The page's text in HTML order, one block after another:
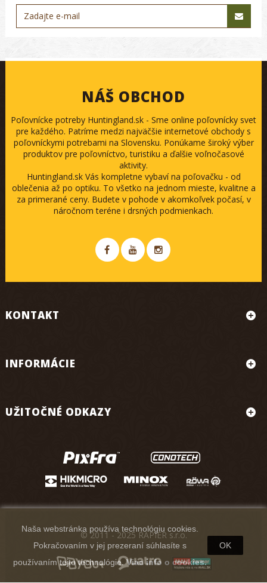
NÁŠ OBCHOD
Poľovnícke potreby Huntingland.sk - Sme online poľovnícky svet
pre každého. Patríme medzi najväčšie internetové obchody s
poľovníckymi potrebami na Slovensku. Ponúkame široký výber
produktov pre poľovníctvo, turistiku a ďalšie voľnočasové
aktivity.
Huntingland.sk Vás kompletne vybaví na poľovačku - od
oblečenia až po optiku. To všetko na jednom mieste, kvalitne a
za primerané ceny. Budete v pohode v akomkoľvek počasí, v
náročnom teréne i drsných podmienkach.
KONTAKT
INFORMÁCIE
UŽITOČNÉ ODKAZY
Naša webstránka používa technológiu cookies.
Pokračovaním v jej prezeraní súhlasíte s
používaním tejto technológie.Viac info o cookies.
OK
© 2011 - 2025 RAPIER s.r.o.